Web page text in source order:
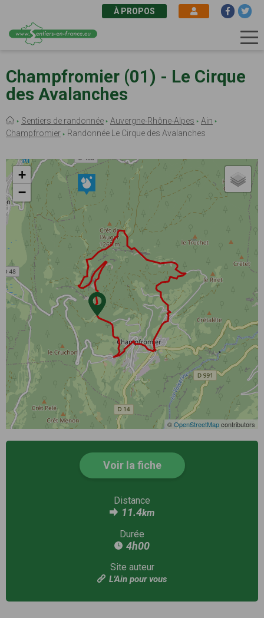
au
contenu
principal
À PROPOS
Champfromier (01) - Le Cirque
des Avalanches
Fil
d'Ariane
Sentiers de randonnée Auvergne-Rhône-Alpes
Ain
Champfromier
Randonnée Le Cirque des Avalanches
+
−
©OpenStreetMapcontributors
Voir la fiche
Distance
11.4km
Durée
4h00
Site auteur
L'Ain pour vous